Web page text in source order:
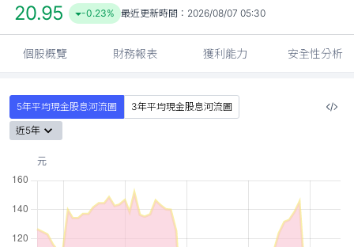
20.95 -0.23% 最近更新時間： 2026/08/07 05:30
個股概覽 財務報表 獲利能力 安全性分析
5年平均現金股息河流圖
3年平均現金股息河流圖
近5年